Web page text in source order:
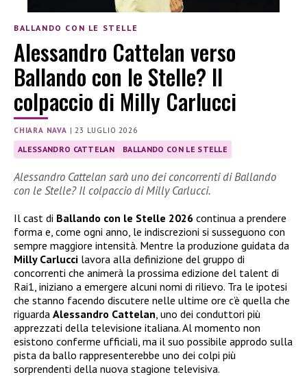
BALLANDO CON LE STELLE
Alessandro Cattelan verso
Ballando con le Stelle? Il
colpaccio di Milly Carlucci
CHIARA NAVA |23 LUGLIO 2026
ALESSANDRO CATTELAN BALLANDO CON LE STELLE
Alessandro Cattelan sarà uno dei concorrenti di Ballando
con le Stelle? Il colpaccio di Milly Carlucci.
Il cast di Ballando con le Stelle 2026 continua a prendere
forma e, come ogni anno, le indiscrezioni si susseguono con
sempre maggiore intensità. Mentre la produzione guidata da
Milly Carlucci lavora alla definizione del gruppo di
concorrenti che animerà la prossima edizione del talent di
Rai1, iniziano a emergere alcuni nomi di rilievo. Tra le ipotesi
che stanno facendo discutere nelle ultime ore c’è quella che
riguarda Alessandro Cattelan , uno dei conduttori più
apprezzati della televisione italiana. Al momento non
esistono conferme ufficiali, ma il suo possibile approdo sulla
pista da ballo rappresenterebbe uno dei colpi più
sorprendenti della nuova stagione televisiva.